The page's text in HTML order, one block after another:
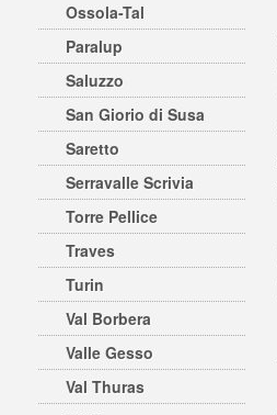
Ossola-Tal
Paralup
Saluzzo
San Giorio di Susa
Saretto
Serravalle Scrivia
Torre Pellice
Traves
Turin
Val Borbera
Valle Gesso
Val Thuras